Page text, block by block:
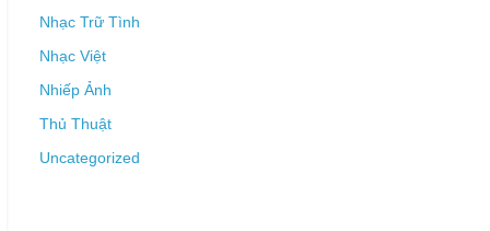
Nhạc Trữ Tình
Nhạc Việt
Nhiếp Ảnh
Thủ Thuật
Uncategorized